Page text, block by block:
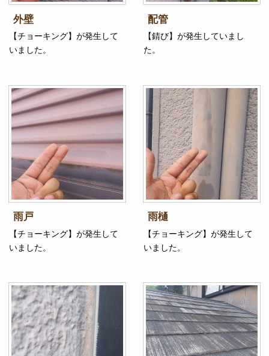
外壁
【チョーキング】が発生して
いました。
配管
【錆び】が発生していまし
た。
雨戸
【チョーキング】が発生して
いました。
雨樋
【チョーキング】が発生して
いました。